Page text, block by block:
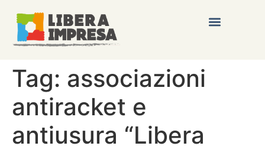
Tag: associazioni
antiracket e
antiusura “Libera